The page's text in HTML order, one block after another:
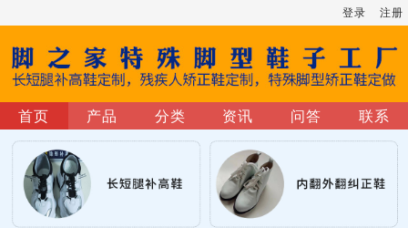
登录 注册
首页 产品 分类 资讯 问答 联系